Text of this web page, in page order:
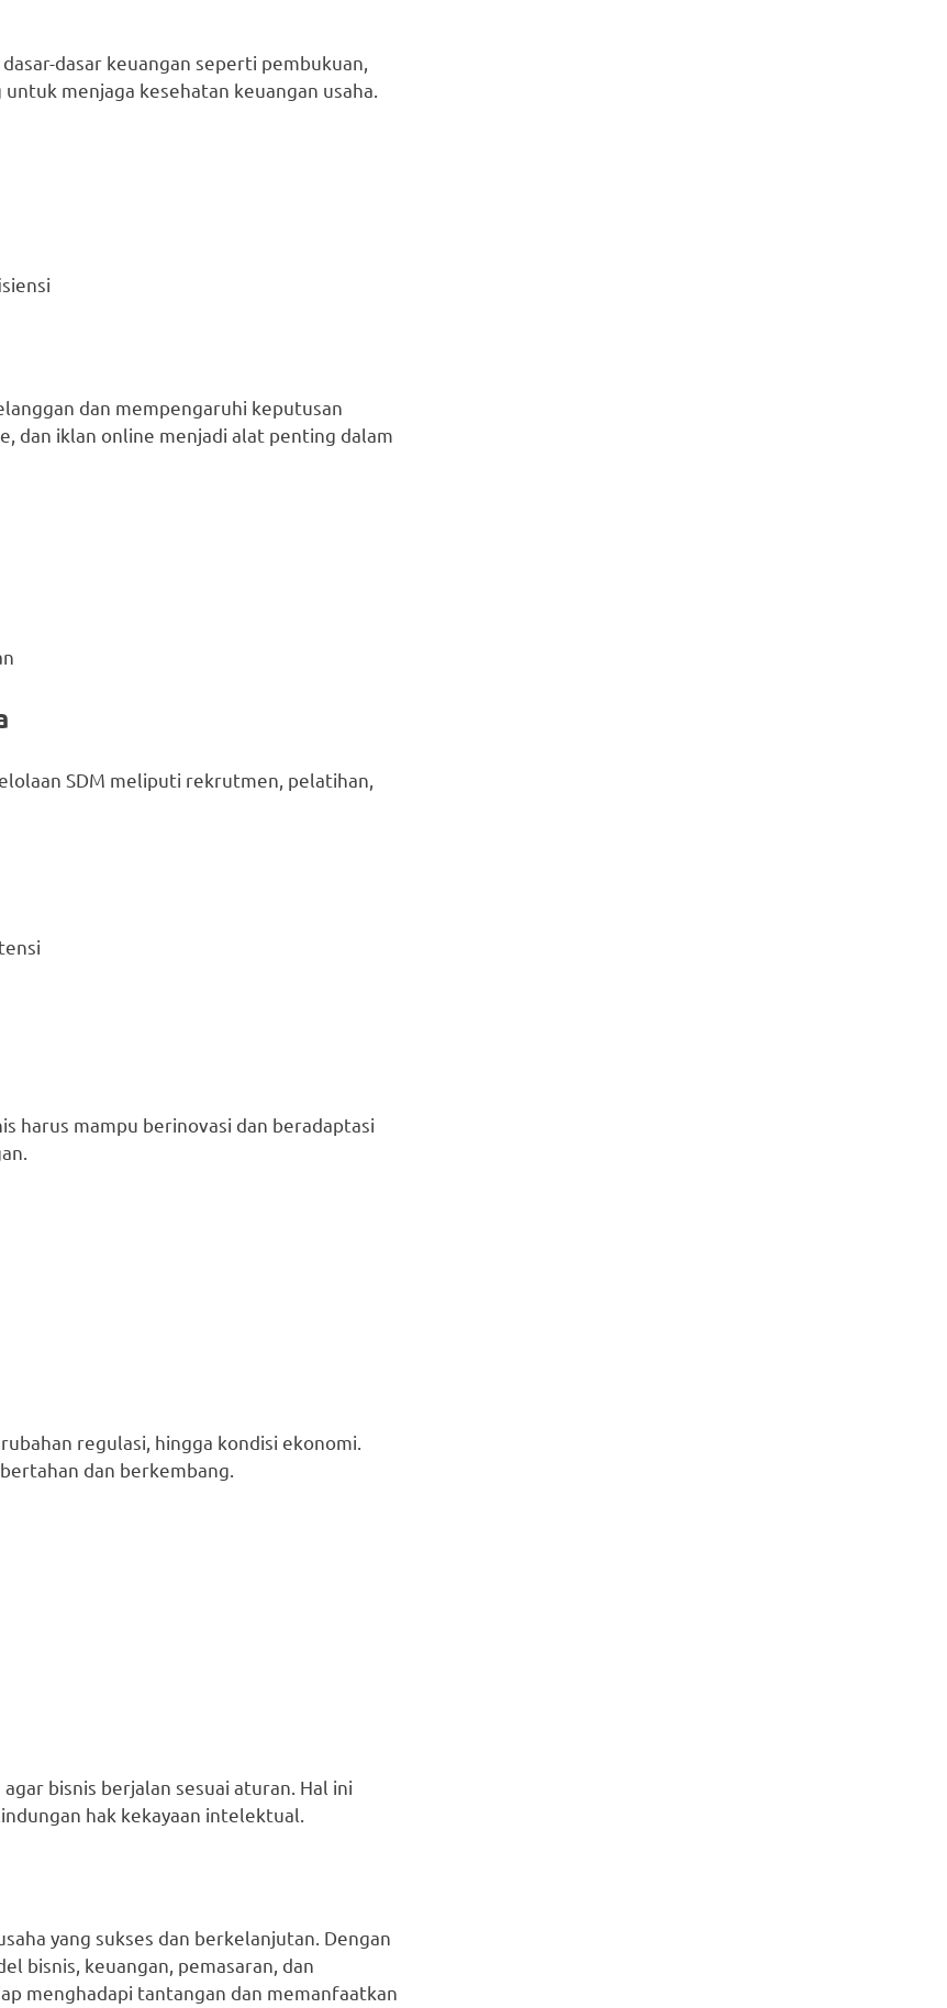
dasar keuangan seperti pembukuan,
menjaga kesehatan keuangan usaha.
dan mempengaruhi keputusan
dan iklan online menjadi alat penting dalam
SDM meliputi rekrutmen, pelatihan,
harus mampu berinovasi dan beradaptasi
regulasi, hingga kondisi ekonomi.
dan berkembang.
bisnis berjalan sesuai aturan. Hal ini
hak kekayaan intelektual.
yang sukses dan berkelanjutan. Dengan
bisnis, keuangan, pemasaran, dan
menghadapi tantangan dan memanfaatkan